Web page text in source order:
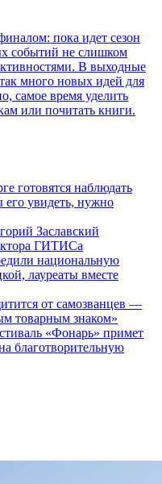
пока идет сезон
событий не слишком
В выходные
много новых идей для
самое время уделить
или почитать книги.
готовятся наблюдать
его увидеть, нужно
Заславский
ГИТИСа
национальную
лауреаты вместе
от самозванцев —
товарным знаком»
«Фонарь» примет
благотворительную